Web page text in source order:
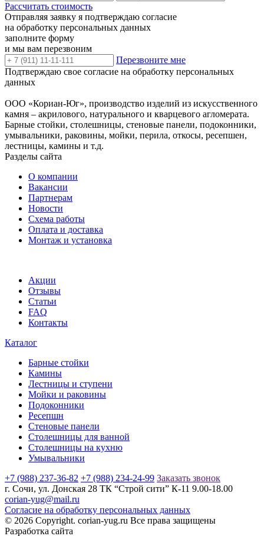
Рассчитать стоимость
Отправляя заявку я подтверждаю согласие
на обработку персональных данных
заполните форму
и мы вам перезвоним
Перезвоните мне
Подтверждаю свое согласие на обработку персональных
данных
ООО «Кориан-Юг», производство изделий из искусственного
камня – акрилового, натурального и кварцевого агломерата.
Барные стойки, столешницы, стеновые панели, подоконники,
умывальники, раковины, мойки, перила, откосы, ресепшен,
лестницы, камины и т.д.
Разделы сайта
О компании
Вакансии
Партнерам
Новости
Схема работы
Оплата и доставка
Монтаж и установка
Акции
Отзывы
Статьи
FAQ
Контакты
Каталог
Барные стойки
Камины
Лестницы и ступени
Мойки и раковины
Подоконники
Ресепшн
Стеновые панели
Столешницы для ванной
Столешницы на кухню
Умывальники
+7 (988) 237-36-82 +7 (988) 234-24-99 Заказать звонок
г. Сочи, ул. Донская 28 ТК “Строй сити” К-11 9.00-18.00
corian-yug@mail.ru
Согласие на обработку персональных данных
© 2026 Copyright. corian-yug.ru Все права защищены
Разработка сайта